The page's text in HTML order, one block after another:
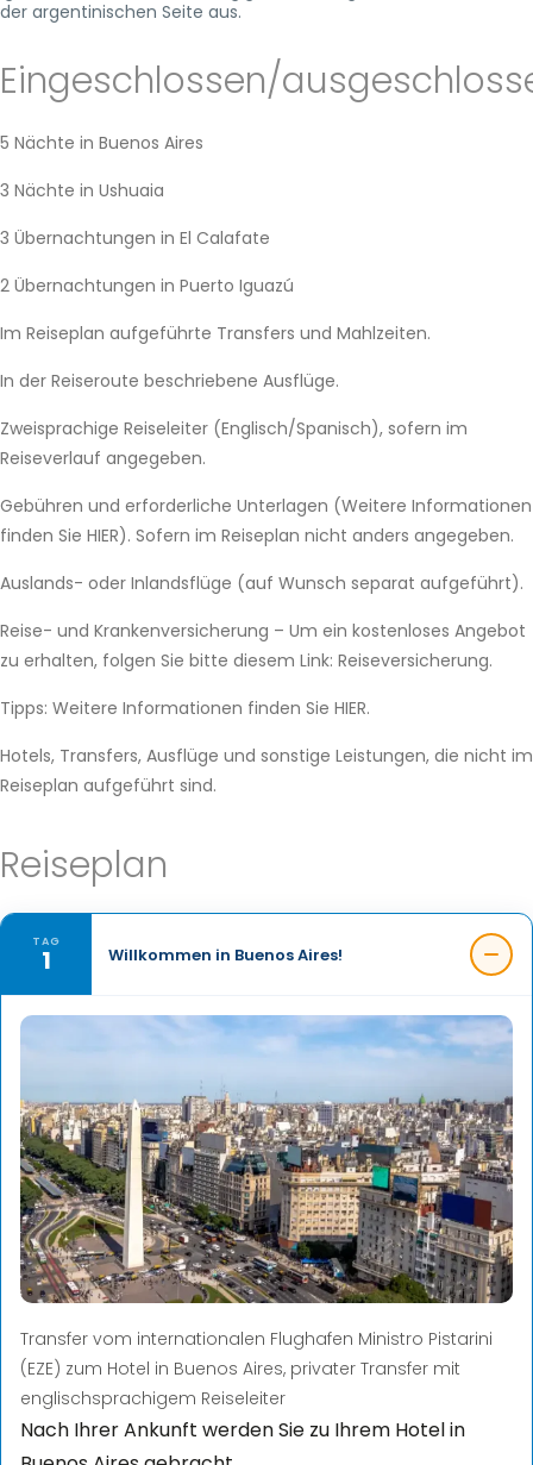
der argentinischen Seite aus.
Eingeschlossen/
5 Nächte in Buenos Aires
3 Nächte in Ushuaia
3 Übernachtungen in El Calafate
2 Übernachtungen in Puerto Iguazú
Im Reiseplan aufgeführte Transfers und Mahlzeiten.
In der Reiseroute beschriebene Ausflüge.
Zweisprachige Reiseleiter (Englisch/Spanisch), sofern im
Reiseverlauf angegeben.
Gebühren und erforderliche Unterlagen (Weitere Informationen
finden Sie HIER). Sofern im Reiseplan nicht anders angegeben.
Auslands- oder Inlandsflüge (auf Wunsch separat aufgeführt).
Reise- und Krankenversicherung – Um ein kostenloses Angebot
zu erhalten, folgen Sie bitte diesem Link: Reiseversicherung.
Tipps: Weitere Informationen finden Sie HIER.
Hotels, Transfers, Ausflüge und sonstige Leistungen, die nicht im
Reiseplan aufgeführt sind.
Reiseplan
TAG
1 Willkommen in Buenos Aires!
Transfer vom internationalen Flughafen Ministro Pistarini
(EZE) zum Hotel in Buenos Aires, privater Transfer mit
englischsprachigem Reiseleiter
Nach Ihrer Ankunft werden Sie zu Ihrem Hotel in